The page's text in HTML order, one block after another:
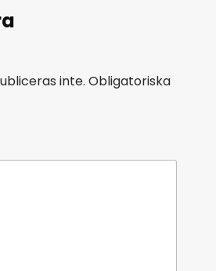
inte. Obligatoriska